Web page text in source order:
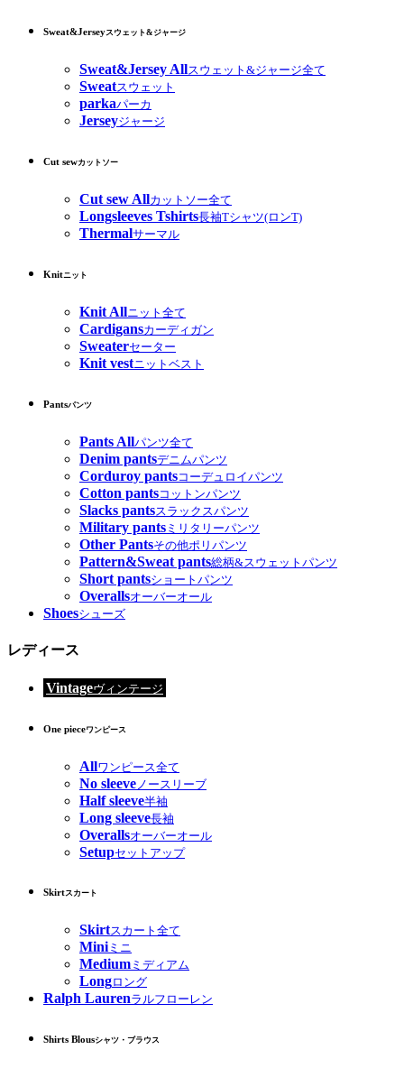
Sweat&Jerseyスウェット&ジャージ
Sweat&Jersey Allスウェット&ジャージ全て
Sweatスウェット
parkaパーカ
Jerseyジャージ
Cut sewカットソー
Cut sew Allカットソー全て
Longsleeves Tshirts長袖Tシャツ(ロンT)
Thermalサーマル
Knitニット
Knit Allニット全て
Cardigansカーディガン
Sweaterセーター
Knit vestニットベスト
Pantsパンツ
Pants Allパンツ全て
Denim pantsデニムパンツ
Corduroy pantsコーデュロイパンツ
Cotton pantsコットンパンツ
Slacks pantsスラックスパンツ
Military pants ミリタリーパンツ
Other Pantsその他ポリパンツ
Pattern&Sweat pants総柄&スウェットパンツ
Short pantsショートパンツ
Overallsオーバーオール
Shoesシューズ
レディース
Vintageヴィンテージ
One pieceワンピース
Allワンピース全て
No sleeve ノースリーブ
Half sleeve半袖
Long sleeve長袖
Overallsオーバーオール
Setupセットアップ
Skirtスカート
Skirtスカート全て
Miniミニ
Medium ミディアム
Longロング
Ralph Laurenラルフローレン
Shirts Blousシャツ・ブラウス